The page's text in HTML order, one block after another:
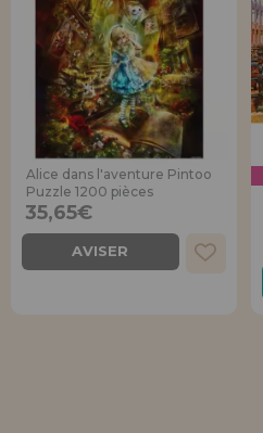
Alice dans l'aventure Pintoo
Puzzle 1200 pièces
35,65€
AVISER